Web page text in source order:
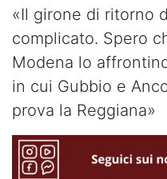
«Il girone di ritorno
complicato. Spero
Modena lo
in cui Gubbio e
prova la Reggiana»